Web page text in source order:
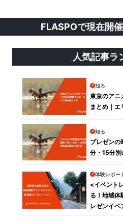
FLASPOで現在開
人気記事ラ
知る
東京のア
まとめ｜エ
知る
プレゼンの
分・15分
体験レポー
<イベント
る！地域体
レゼンイベ